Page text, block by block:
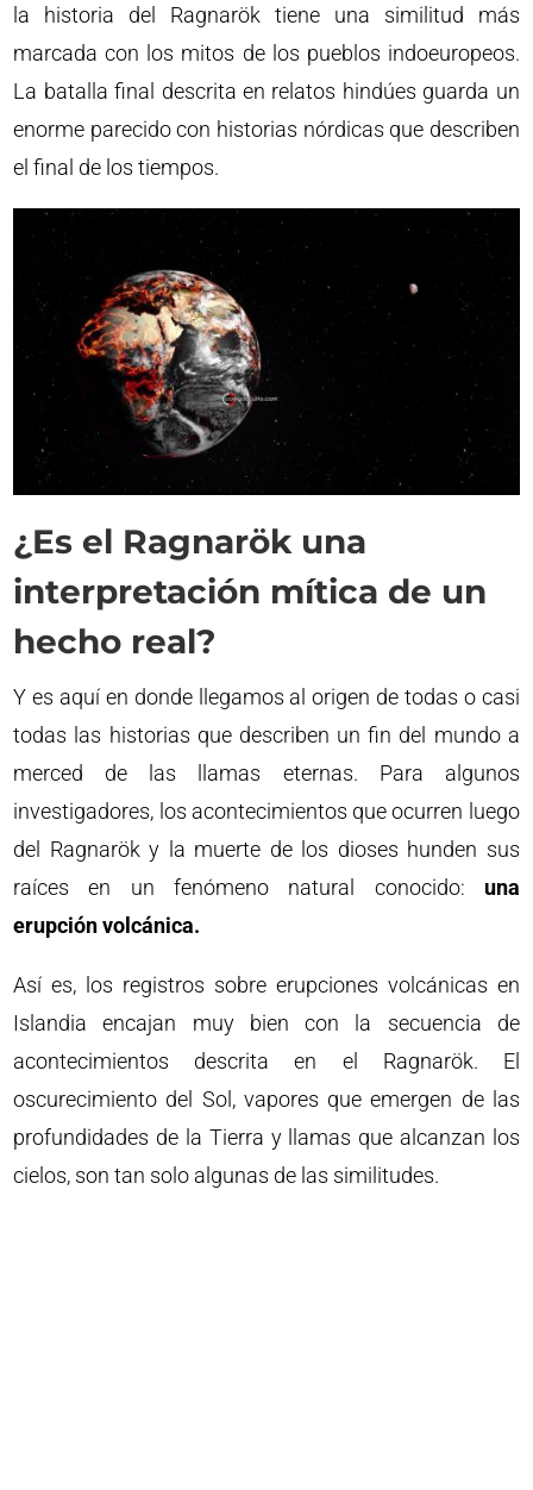
la historia del Ragnarök tiene una similitud más
marcada con los mitos de los pueblos indoeuropeos.
La batalla final descrita en relatos hindúes guarda un
enorme parecido con historias nórdicas que describen
el final de los tiempos.
¿Es el Ragnarök una
interpretación mítica de un
hecho real?
Y es aquí en donde llegamos al origen de todas o casi
todas las historias que describen un fin del mundo a
merced de las llamas eternas. Para algunos
investigadores, los acontecimientos que ocurren luego
del Ragnarök y la muerte de los dioses hunden sus
raíces en un fenómeno natural conocido: una
erupción volcánica.
Así es, los registros sobre erupciones volcánicas en
Islandia encajan muy bien con la secuencia de
acontecimientos descrita en el Ragnarök. El
oscurecimiento del Sol, vapores que emergen de las
profundidades de la Tierra y llamas que alcanzan los
cielos, son tan solo algunas de las similitudes.